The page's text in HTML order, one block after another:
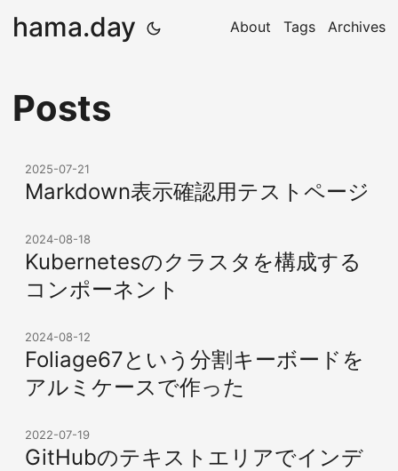
hama.day About Tags Archives
Posts
2025-07-21
Markdown表示確認用テストページ
2024-08-18
Kubernetesのクラスタを構成する
コンポーネント
2024-08-12
Foliage67という分割キーボードを
アルミケースで作った
2022-07-19
GitHubのテキストエリアでインデ